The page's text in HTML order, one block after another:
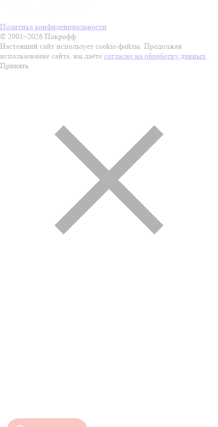
Политика конфиденциальности
© 2001–2026 Покрофф
Настоящий сайт использует cookie-файлы. Продолжая
использование сайта, вы даёте согласие на обработку данных .
Принять